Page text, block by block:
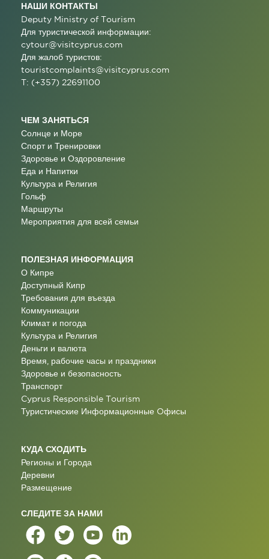
НАШИ КОНТАКТЫ
Deputy Ministry of Tourism
Для туристической информации:
cytour@visitcyprus.com
Для жалоб туристов:
touristcomplaints@visitcyprus.com
T: (+357) 22691100
ЧЕМ ЗАНЯТЬСЯ
Солнце и Море
Спорт и Тренировки
Здоровье и Оздоровление
Еда и Напитки
Культура и Религия
Гольф
Маршруты
Мероприятия для всей семьи
ПОЛЕЗНАЯ ИНФОРМАЦИЯ
О Кипре
Доступный Кипр
Требования для въезда
Коммуникации
Климат и погода
Культура и Религия
Деньги и валюта
Время, рабочие часы и праздники
Здоровье и безопасность
Транспорт
Cyprus Responsible Tourism
Туристические Информационные Oфисы
КУДА СХОДИТЬ
Регионы и Города
Деревни
Размещение
СЛЕДИТЕ ЗА НАМИ